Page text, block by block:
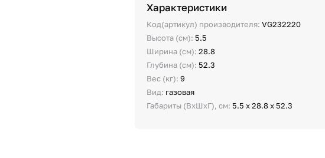
Характеристики
Код(артикул) производителя:VG232220
Высота (см): 5.5
Ширина (см):28.8
Глубина (см): 52.3
Вес (кг):9
Вид: газовая
Габариты (ВхШхГ), см: 5.5 х 28.8 х 52.3